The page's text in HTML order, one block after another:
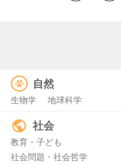
自然
生物学 地球科学
社会
教育・子ども
社会問題・社会哲学